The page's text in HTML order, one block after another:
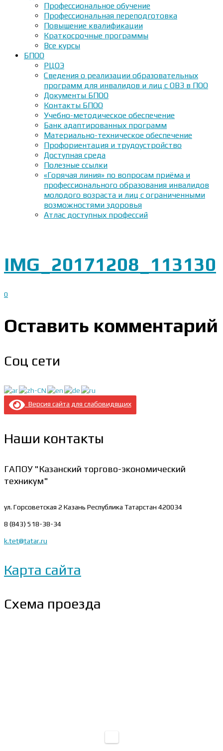
Профессиональное обучение
Профессиональная переподготовка
Повышение квалификации
Краткосрочные программы
Все курсы
БПОО
РЦОЭ
Сведения о реализации образовательных
программ для инвалидов и лиц с ОВЗ в ПОО
Документы БПОО
Контакты БПОО
Учебно-методическое обеспечение
Банк адаптированных программ
Материально-техническое обеспечение
Профориентация и трудоустройство
Доступная среда
Полезные ссылки
«Горячая линия» по вопросам приёма и
профессионального образования инвалидов
молодого возраста и лиц с ограниченными
возможностями здоровья
Атлас доступных профессий
IMG_20171208_113130
0
Оставить комментарий
Соц сети
Версия сайта для слабовидящих
Наши контакты
ГАПОУ "Казанский торгово-экономический
техникум"
ул. Горсоветская 2 Казань Республика Татарстан 420034
8 (843) 518-38-34
k.tet@tatar.ru
Карта сайта
Схема проезда